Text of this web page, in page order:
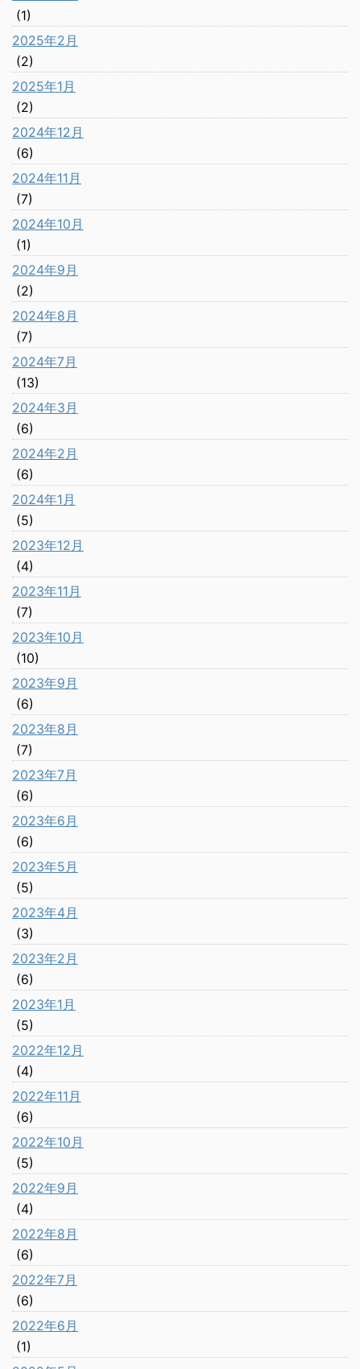
(1)
2025年2月
(2)
2025年1月
(2)
2024年12月
(6)
2024年11月
(7)
2024年10月
(1)
2024年9月
(2)
2024年8月
(7)
2024年7月
(13)
2024年3月
(6)
2024年2月
(6)
2024年1月
(5)
2023年12月
(4)
2023年11月
(7)
2023年10月
(10)
2023年9月
(6)
2023年8月
(7)
2023年7月
(6)
2023年6月
(6)
2023年5月
(5)
2023年4月
(3)
2023年2月
(6)
2023年1月
(5)
2022年12月
(4)
2022年11月
(6)
2022年10月
(5)
2022年9月
(4)
2022年8月
(6)
2022年7月
(6)
2022年6月
(1)